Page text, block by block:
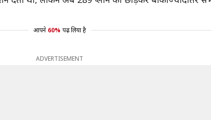
आपने 60% पढ़ लिया है
ADVERTISEMENT